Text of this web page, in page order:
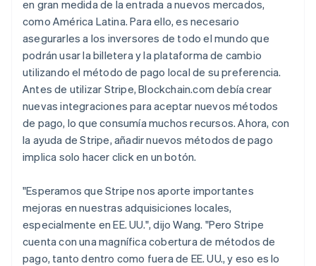
en gran medida de la entrada a nuevos mercados,
como América Latina. Para ello, es necesario
asegurarles a los inversores de todo el mundo que
podrán usar la billetera y la plataforma de cambio
utilizando el método de pago local de su preferencia.
Antes de utilizar Stripe, Blockchain.com debía crear
nuevas integraciones para aceptar nuevos métodos
de pago, lo que consumía muchos recursos. Ahora, con
la ayuda de Stripe, añadir nuevos métodos de pago
implica solo hacer click en un botón.
"Esperamos que Stripe nos aporte importantes
mejoras en nuestras adquisiciones locales,
especialmente en EE. UU.", dijo Wang. "Pero Stripe
cuenta con una magnífica cobertura de métodos de
pago, tanto dentro como fuera de EE. UU., y eso es lo